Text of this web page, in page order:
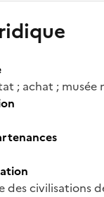
; achat ;
des civilisations